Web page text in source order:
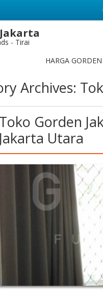
- Tirai
HARGA
Archives:
Toko Gorden
Jakarta Utara